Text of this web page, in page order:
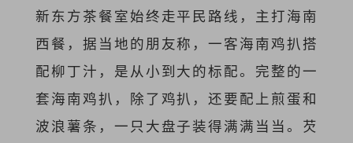
新东方茶餐室始终走平民路线，主打海南
西餐，据当地的朋友称，一客海南鸡扒搭
配柳丁汁，是从小到大的标配。完整的一
套海南鸡扒，除了鸡扒，还要配上煎蛋和
波浪薯条，一只大盘子装得满满当当。芡